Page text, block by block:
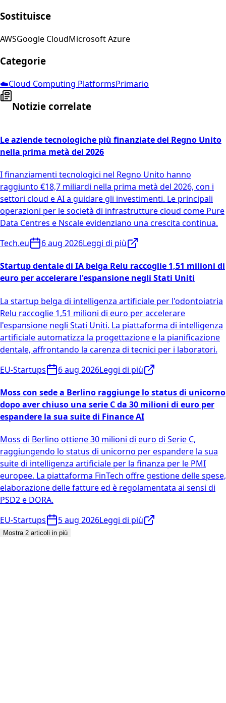
Sostituisce
AWSGoogle CloudMicrosoft Azure
Categorie
☁️Cloud Computing PlatformsPrimario
Notizie correlate
Le aziende tecnologiche più finanziate del Regno Unito
nella prima metà del 2026
I finanziamenti tecnologici nel Regno Unito hanno
raggiunto €18,7 miliardi nella prima metà del 2026, con i
settori cloud e AI a guidare gli investimenti. Le principali
operazioni per le società di infrastrutture cloud come Pure
Data Centres e Nscale evidenziano una crescita continua.
Tech.eu
6 aug 2026Leggi di più
Startup dentale di IA belga Relu raccoglie 1,51 milioni di
euro per accelerare l'espansione negli Stati Uniti
La startup belga di intelligenza artificiale per l'odontoiatria
Relu raccoglie 1,51 milioni di euro per accelerare
l'espansione negli Stati Uniti. La piattaforma di intelligenza
artificiale automatizza la progettazione e la pianificazione
dentale, affrontando la carenza di tecnici per i laboratori.
EU-Startups
6 aug 2026Leggi di più
Moss con sede a Berlino raggiunge lo status di unicorno
dopo aver chiuso una serie C da 30 milioni di euro per
espandere la sua suite di Finance AI
Moss di Berlino ottiene 30 milioni di euro di Serie C,
raggiungendo lo status di unicorno per espandere la sua
suite di intelligenza artificiale per la finanza per le PMI
europee. La piattaforma FinTech offre gestione delle spese,
elaborazione delle fatture ed è regolamentata ai sensi di
PSD2 e DORA.
EU-Startups
5 aug 2026Leggi di più
Mostra 2 articoli in più